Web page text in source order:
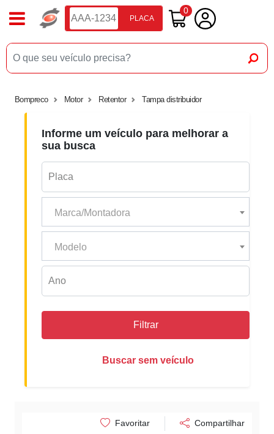
PLACA
0
Bompreco Motor Retentor Tampa distribuidor
Informe um veículo para melhorar a
sua busca
Marca/Montadora
Modelo
Filtrar
Buscar sem veículo
Favoritar Compartilhar